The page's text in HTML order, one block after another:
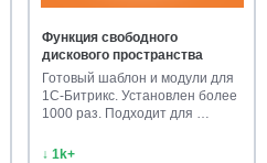
Функция свободного
дискового пространства
Готовый шаблон и модули для
1С-Битрикс. Установлен более
1000 раз. Подходит для …
↓ 1k+